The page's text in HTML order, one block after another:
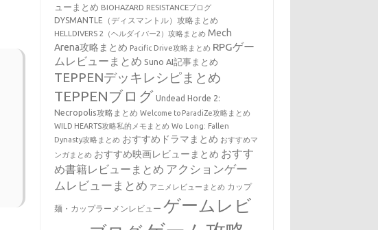
ューまとめ BIOHAZARD RESISTANCEブログ
DYSMANTLE（ディスマントル）攻略まとめ
HELLDIVERS 2（ヘルダイバー2）攻略まとめ Mech
Arena攻略まとめ Pacific Drive攻略まとめ RPGゲー
ムレビューまとめ Suno AI記事まとめ
TEPPENデッキレシピまとめ
TEPPENブログ Undead Horde 2:
Necropolis攻略まとめ Welcome to ParadiZe攻略まとめ
WILD HEARTS攻略私的メモまとめ Wo Long: Fallen
Dynasty攻略まとめ おすすめドラマまとめ おすすめマ
ンガまとめ おすすめ映画レビューまとめ おすす
め書籍レビューまとめ アクションゲー
ムレビューまとめ アニメレビューまとめ カップ
麺・カップラーメンレビュー ゲームレビ